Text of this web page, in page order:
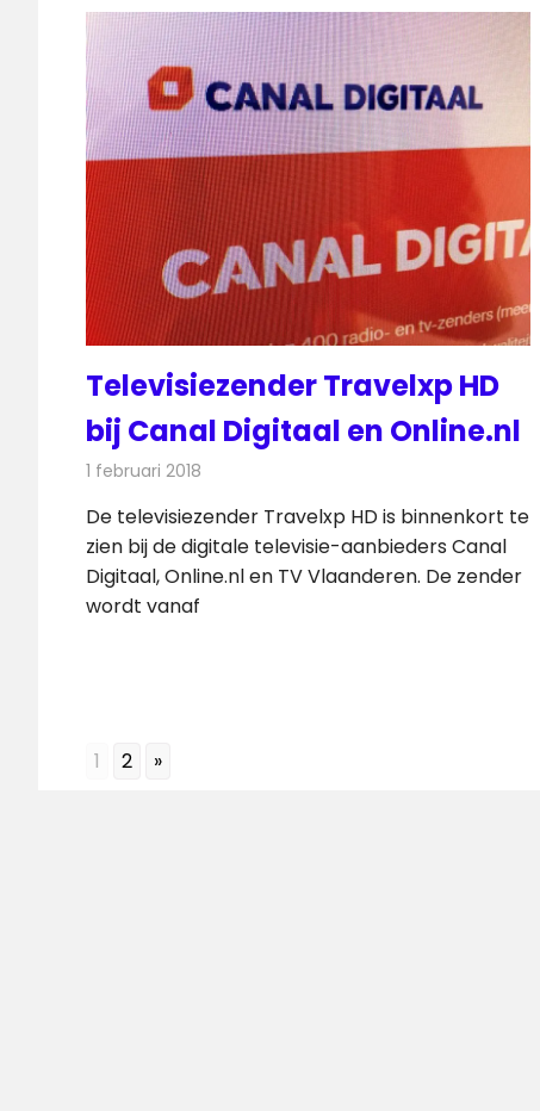
Televisiezender Travelxp HD
bij Canal Digitaal en Online.nl
1 februari 2018
De televisiezender Travelxp HD is binnenkort te
zien bij de digitale televisie-aanbieders Canal
Digitaal, Online.nl en TV Vlaanderen. De zender
wordt vanaf
1 2 »